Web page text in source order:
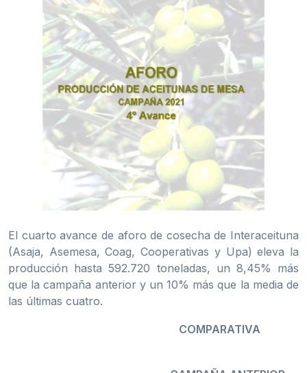
El cuarto avance de aforo de cosecha de Interaceituna
(Asaja, Asemesa, Coag, Cooperativas y Upa) eleva la
producción hasta 592.720 toneladas, un 8,45% más
que la campaña anterior y un 10% más que la media de
las últimas cuatro.
COMPARATIVA